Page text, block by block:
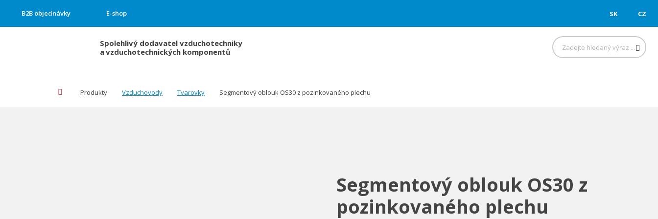
B2B objednávky E-shop SK CZ
Spolehlivý dodavatel vzduchotechniky
avzduchotechnických komponentů Hledat
Produkty Vzduchovody Tvarovky Segmentový oblouk OS30 z pozinkovaného plechu
Segmentový oblouk OS30 z
pozinkovaného plechu